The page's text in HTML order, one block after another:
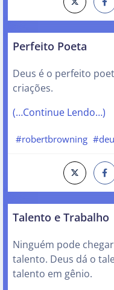
Perfeito Poeta
Deus é o perfeito
criações.
(…Continue Lendo…)
#robertbrowning
Talento e Trabalho
Ninguém pode
talento. Deus dá o
talento em gênio.